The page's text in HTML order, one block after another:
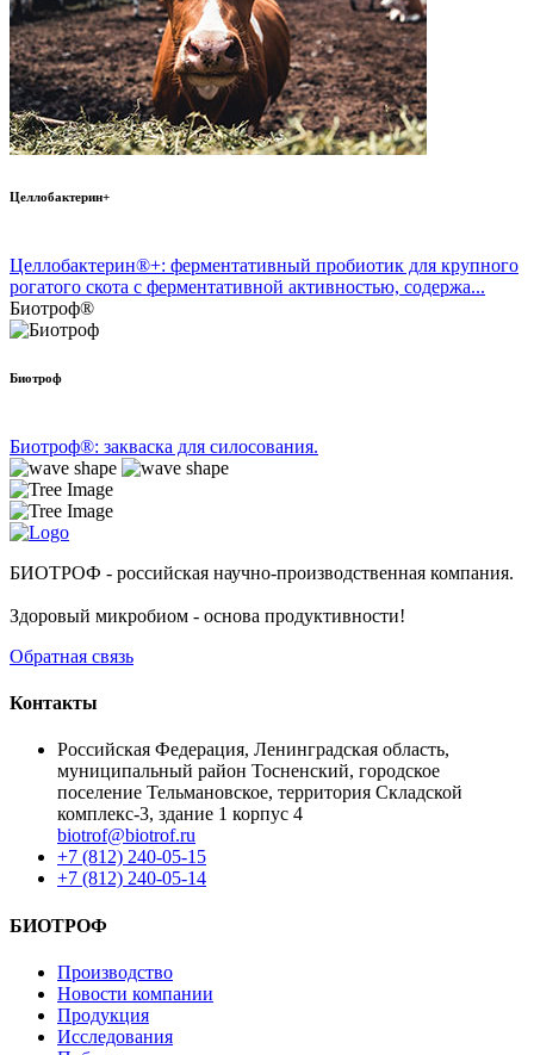
Целлобактерин+
Целлобактерин®+: ферментативный пробиотик для крупного
рогатого скота с ферментативной активностью, содержа...
Биотроф®
Биотроф
Биотроф®: закваска для силосования.
БИОТРОФ - российская научно-производственная компания.
Здоровый микробиом - основа продуктивности!
Обратная связь
Контакты
Российская Федерация, Ленинградская область,
муниципальный район Тосненский, городское
поселение Тельмановское, территория Складской
комплекс-3, здание 1 корпус 4
biotrof@biotrof.ru
+7 (812) 240-05-15
+7 (812) 240-05-14
БИОТРОФ
Производство
Новости компании
Продукция
Исследования